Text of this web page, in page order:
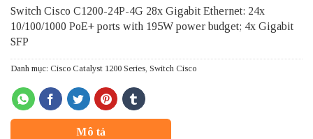
Switch Cisco C1200-24P-4G 28x Gigabit Ethernet: 24x
10/100/1000 PoE+ ports with 195W power budget; 4x Gigabit
SFP
Danh mục: Cisco Catalyst 1200 Series, Switch Cisco
Mô tả